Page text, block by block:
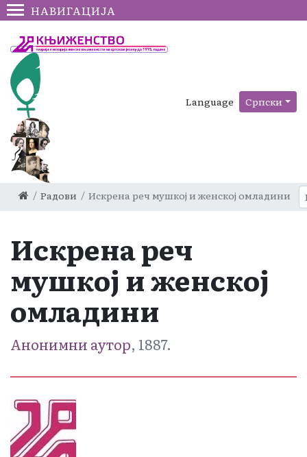
НАВИГАЦИЈА
Language Српски
Радови Искрена реч мушкој и женској омладини
Искрена реч
мушкој и женској
омладини
Анонимни аутор, 1887.